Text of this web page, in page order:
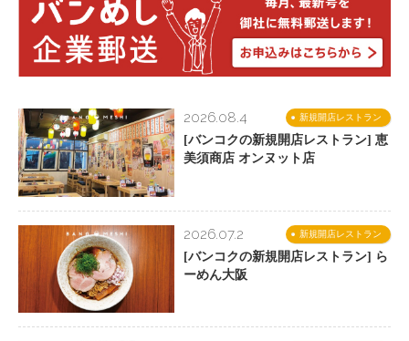
新規開店レストラン
2026.08.4
[バンコクの新規開店レストラン] 恵
美須商店 オンヌット店
新規開店レストラン
2026.07.2
[バンコクの新規開店レストラン] ら
ーめん大阪